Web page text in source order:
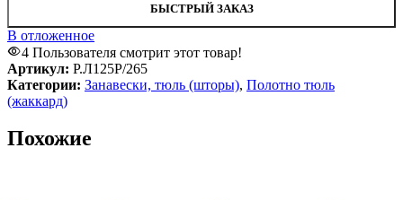
БЫСТРЫЙ ЗАКАЗ
В отложенное
4 Пользователя смотрит этот товар!
Артикул: Р.Л125Р/265
Категории: Занавески, тюль (шторы), Полотно тюль
(жаккард)
Похожие